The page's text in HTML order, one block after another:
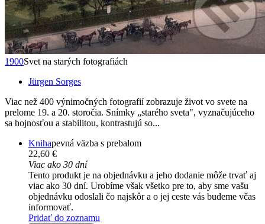
1900Svet na starých fotografiách
Jürgen Sorges
Viac než 400 výnimočných fotografií zobrazuje život vo svete na
prelome 19. a 20. storočia. Snímky „starého sveta", vyznačujúceho
sa hojnosťou a stabilitou, kontrastujú so...
Knihapevná väzba s prebalom
22,60 €
Viac ako 30 dní
Tento produkt je na objednávku a jeho dodanie môže trvať aj
viac ako 30 dní. Urobíme však všetko pre to, aby sme vašu
objednávku odoslali čo najskôr a o jej ceste vás budeme včas
informovať.
Pridať do zoznamu